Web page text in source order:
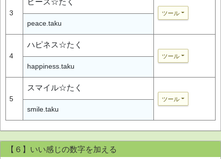
3 ツール
peace.taku
4
ハピネス☆たく
ツール
happiness.taku
5
スマイル☆たく
ツール
smile.taku
【６】いい感じの数字を加える